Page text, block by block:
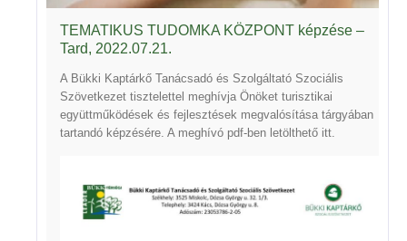
TEMATIKUS TUDOMKA KÖZPONT képzése –
Tard, 2022.07.21.
A Bükki Kaptárkő Tanácsadó és Szolgáltató Szociális
Szövetkezet tisztelettel meghívja Önöket turisztikai
együttműködések és fejlesztések megvalósítása tárgyában
tartandó képzésére. A meghívó pdf-ben letölthető itt.